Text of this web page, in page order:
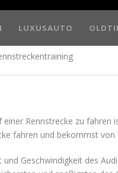
LUXUSAUTO
einer Rennstrecke zu
fahren und bekommst
Geschwindigkeit des